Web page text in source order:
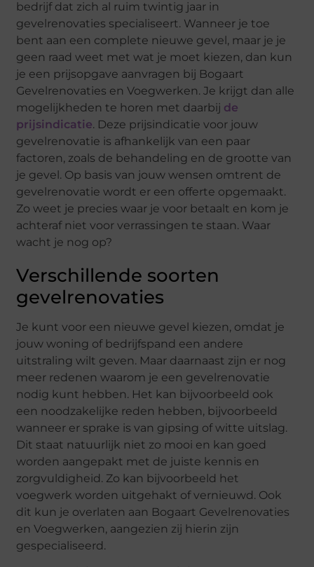
bedrijf dat zich al ruim twintig jaar in
gevelrenovaties specialiseert. Wanneer je toe
bent aan een complete nieuwe gevel, maar je je
geen raad weet met wat je moet kiezen, dan kun
je een prijsopgave aanvragen bij Bogaart
Gevelrenovaties en Voegwerken. Je krijgt dan alle
mogelijkheden te horen met daarbij de
prijsindicatie. Deze prijsindicatie voor jouw
gevelrenovatie is afhankelijk van een paar
factoren, zoals de behandeling en de grootte van
je gevel. Op basis van jouw wensen omtrent de
gevelrenovatie wordt er een offerte opgemaakt.
Zo weet je precies waar je voor betaalt en kom je
achteraf niet voor verrassingen te staan. Waar
wacht je nog op?
Verschillende soorten
gevelrenovaties
Je kunt voor een nieuwe gevel kiezen, omdat je
jouw woning of bedrijfspand een andere
uitstraling wilt geven. Maar daarnaast zijn er nog
meer redenen waarom je een gevelrenovatie
nodig kunt hebben. Het kan bijvoorbeeld ook
een noodzakelijke reden hebben, bijvoorbeeld
wanneer er sprake is van gipsing of witte uitslag.
Dit staat natuurlijk niet zo mooi en kan goed
worden aangepakt met de juiste kennis en
zorgvuldigheid. Zo kan bijvoorbeeld het
voegwerk worden uitgehakt of vernieuwd. Ook
dit kun je overlaten aan Bogaart Gevelrenovaties
en Voegwerken, aangezien zij hierin zijn
gespecialiseerd.